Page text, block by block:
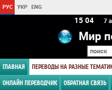
РУС УКР ENG
15:04 7
Мир
ГЛАВНАЯ ПЕРЕВОДЫ НА РАЗНЫЕ
ОНЛАЙН ПЕРЕВОДЧИК ОБРАТНАЯ СВЯЗЬ